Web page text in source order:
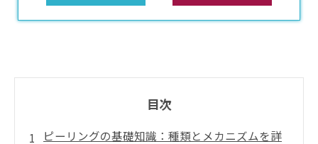
目次
ピーリングの基礎知識：種類とメカニズムを詳